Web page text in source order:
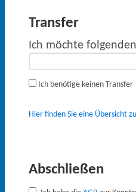
Transfer
Ich möchte
Ich benötige keinen Transfer
Hier finden Sie eine Übersicht
Abschließen